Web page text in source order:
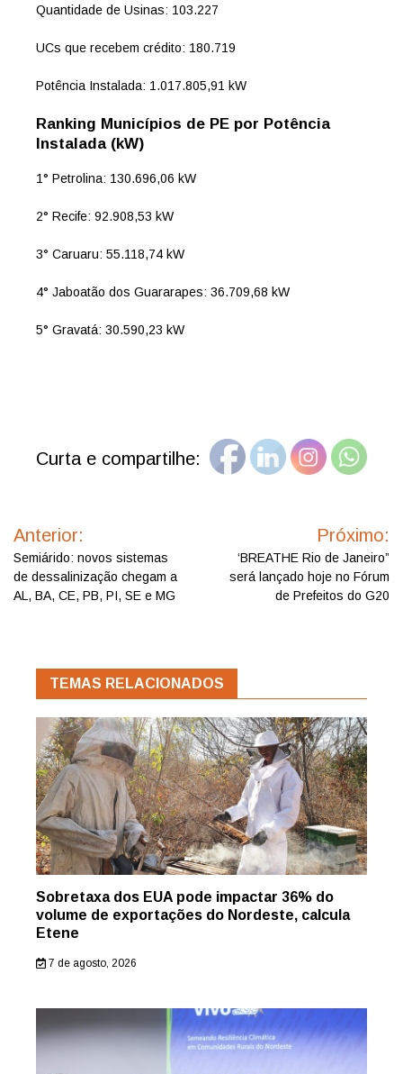
Quantidade de Usinas: 103.227
UCs que recebem crédito: 180.719
Potência Instalada: 1.017.805,91 kW
Ranking Municípios de PE por Potência
Instalada (kW)
1° Petrolina: 130.696,06 kW
2° Recife: 92.908,53 kW
3° Caruaru: 55.118,74 kW
4° Jaboatão dos Guararapes: 36.709,68 kW
5° Gravatá: 30.590,23 kW
Curta e compartilhe:
de
Anterior:
Semiárido: novos sistemas
de dessalinização chegam a
AL, BA, CE, PB, PI, SE e MG
Próximo:
‘BREATHE Rio de Janeiro”
será lançado hoje no Fórum
de Prefeitos do G20
TEMAS RELACIONADOS
Sobretaxa dos EUA pode impactar 36% do
volume de exportações do Nordeste, calcula
Etene
7 de agosto, 2026